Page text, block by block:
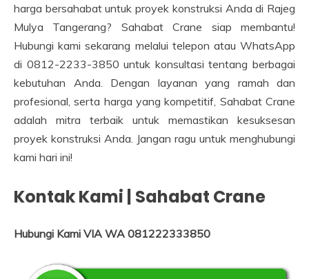
harga bersahabat untuk proyek konstruksi Anda di Rajeg
Mulya Tangerang? Sahabat Crane siap membantu!
Hubungi kami sekarang melalui telepon atau WhatsApp
di 0812-2233-3850 untuk konsultasi tentang berbagai
kebutuhan Anda. Dengan layanan yang ramah dan
profesional, serta harga yang kompetitif, Sahabat Crane
adalah mitra terbaik untuk memastikan kesuksesan
proyek konstruksi Anda. Jangan ragu untuk menghubungi
kami hari ini!
Kontak Kami | Sahabat Crane
Hubungi Kami VIA WA 081222333850